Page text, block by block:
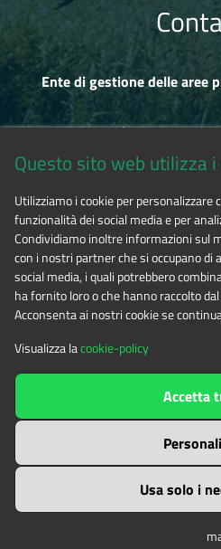
Ente di gestione delle aree
Via Fransuà Fontan, 1 -
Tel.
E-mail
The contents of this websiteby
protette delle Alpi Cozie
Attribution-NonCommercial-
Questo sito web utilizza i
Utilizziamo i cookie per
funzionalità dei social media e per
Condividiamo inoltre informazioni sul
con i nostri partner che si occupano di
social media, i quali potrebbero
ha fornito loro o che hanno raccolto
Acconsenta ai nostri cookie se
Visualizza lacookie-policy
Usa solo i
Accetta